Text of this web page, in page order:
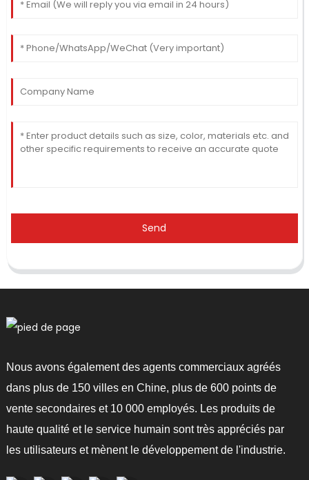
Send
Nous avons également des agents commerciaux agréés
dans plus de 150 villes en Chine, plus de 600 points de
vente secondaires et 10 000 employés. Les produits de
haute qualité et le service humain sont très appréciés par
les utilisateurs et mènent le développement de l'industrie.